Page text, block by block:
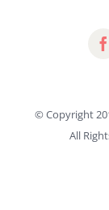
© Copyright
All